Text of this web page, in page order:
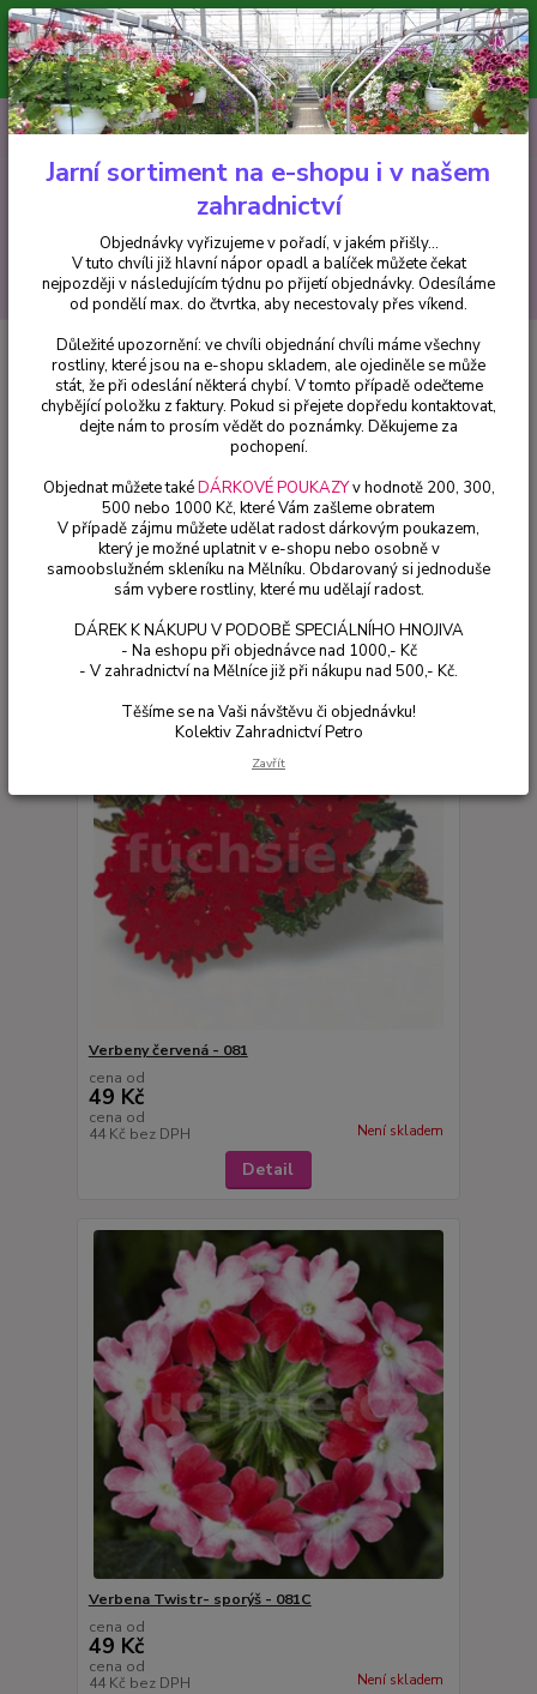
Minimální hodnota pro odeslání z e-shopu je 300 Kč.
V tuto chvíli již hlavní nápor objednávek opadl a balíček můžete čekat
nejpozději v následujícím týdnu po přijetí objednávky. Objednávky
vyřizujeme v pořadí, v jakém přišly...
CZK
Hledat
+420 602 223 614 0ks
za0 Kč
Balkónové rostliny Verbeny
Verbeny
Upřesnit parametry
Nejnovější Nejlevnější Nejdražší
Zobrazuji 1-5 z 5
strana z 1
Verbeny červená - 081
cena od
49 Kč
cena od
44 Kč bez DPH Není skladem
Detail
Verbena Twistr- sporýš - 081C
cena od
49 Kč
cena od
44 Kč bez DPH Není skladem
Jarní sortiment na e-shopu i v našem
zahradnictví
Objednávky vyřizujeme v pořadí, v jakém přišly...
V tuto chvíli již hlavní nápor opadl a balíček můžete čekat
nejpozději v následujícím týdnu po přijetí objednávky. Odesíláme
od pondělí max. do čtvrtka, aby necestovaly přes víkend.
Důležité upozornění: ve chvíli objednání chvíli máme všechny
rostliny, které jsou na e-shopu skladem, ale ojediněle se může
stát, že při odeslání některá chybí. V tomto případě odečteme
chybějící položku z faktury. Pokud si přejete dopředu kontaktovat,
dejte nám to prosím vědět do poznámky. Děkujeme za
pochopení.
Objednat můžete takéDÁRKOVÉ POUKAZYv hodnotě 200, 300,
500 nebo 1000 Kč, které Vám zašleme obratem
V případě zájmu můžete udělat radost dárkovým poukazem,
který je možné uplatnit v e-shopu nebo osobně v
samoobslužném skleníku na Mělníku. Obdarovaný si jednoduše
sám vybere rostliny, které mu udělají radost.
DÁREK K NÁKUPU V PODOBĚ SPECIÁLNÍHO HNOJIVA
- Na eshopu při objednávce nad 1000,- Kč
- V zahradnictví na Mělníce již při nákupu nad 500,- Kč.
Těšíme se na Vaši návštěvu či objednávku!
Kolektiv Zahradnictví Petro
Zavřít